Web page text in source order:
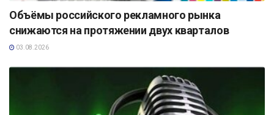
Объёмы российского рекламного рынка
снижаются на протяжении двух кварталов
03.08.2026